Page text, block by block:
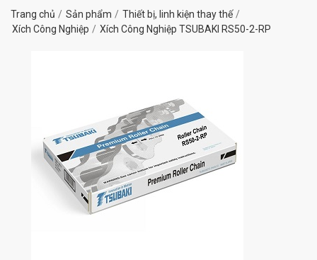
Trang chủ Sản phẩm
Thiết bị, linh kiện thay thế
Xích Công Nghiệp
Xích Công Nghiệp TSUBAKI RS50-2-RP